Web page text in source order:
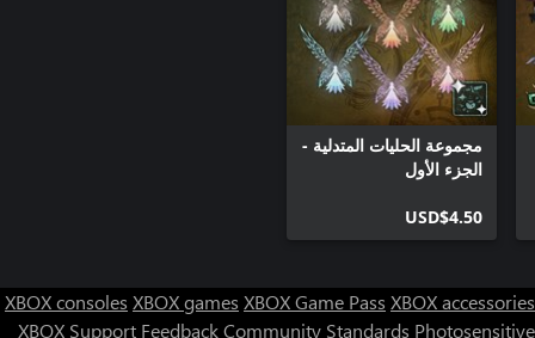
مجموعة الحليات المتدلية -
الجزء الأول
USD$4.50
XBOX consoles XBOX games XBOX Game Pass XBOX accessories
XBOX Support FeedbackCommunity Standards Photosensitive